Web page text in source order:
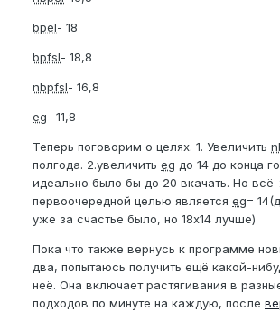
bpel- 18
bpfsl- 18,8
nbpfsl- 16,8
eg- 11,8
Теперь поговорим о целях. 1. Увеличить
полгода. 2.увеличить eg до 14 до конца
идеально было бы до 20 вкачать. Но
первоочередной целью является eg=
уже за счастье было, но 18х14 лучше)
Пока что также вернусь к программе
два, попытаюсь получить ещё какой-
неё. Она включает растягивания в
подходов по минуте на каждую, после